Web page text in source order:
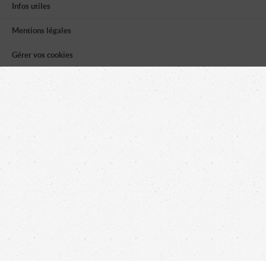
Infos utiles
Mentions légales
Gérer vos cookies